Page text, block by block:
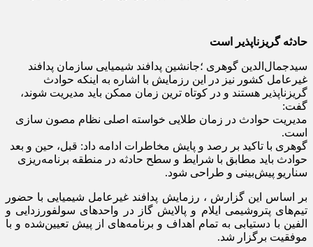
حادثه گریز‌ناپذیر است
سیدجمال‌الدین گوهری ؛جانشین پدافند شیمیایی سازمان پدافند
غیرعامل کشور نیز در این رزمایش با اشاره به اینکه حوادث
گریزناپذیر هستند و در کوتاه ترین زمان ممکن باید مدیریت شوند،
گفت:
مدیریت حوادث در زمان طلایی خواسته اصلی نظام مصون سازی
است.
گوهری با تاکید بر‌ رصد و پایش مخاطرات ادامه داد: قبل، حین و بعد
حوادث باید مطابق با شرایط و سطح حادثه در منطقه برنامه‌ریزی
سناریو پیش‌بینی و طراحی شود.
بر اساس این گزارش ، رزمایش پدافند غیرعامل شیمیایی با حضور
تیم‌های پتروشیمی‌ ایلام و پالایش گاز در واحدهای سولفورزدایی و
الفین با دستیابی به تمام اهداف و برنامه‌های از پیش تعیین‌شده و با
موفقیت برگزار شد.